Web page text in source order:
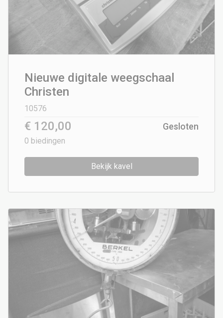
Nieuwe digitale weegschaal
Christen
10576
€ 120,00
0 biedingen
Gesloten
Bekijk kavel